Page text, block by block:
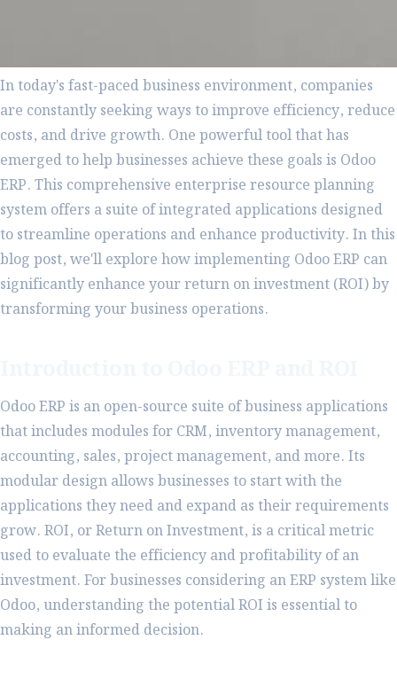
In today's fast-paced business environment, companies
are constantly seeking ways to improve efficiency, reduce
costs, and drive growth. One powerful tool that has
emerged to help businesses achieve these goals is Odoo
ERP. This comprehensive enterprise resource planning
system offers a suite of integrated applications designed
to streamline operations and enhance productivity. In this
blog post, we'll explore how implementing Odoo ERP can
significantly enhance your return on investment (ROI) by
transforming your business operations.
Odoo ERP is an open-source suite of business applications
that includes modules for CRM, inventory management,
accounting, sales, project management, and more. Its
modular design allows businesses to start with the
applications they need and expand as their requirements
grow. ROI, or Return on Investment, is a critical metric
used to evaluate the efficiency and profitability of an
investment. For businesses considering an ERP system like
Odoo, understanding the potential ROI is essential to
making an informed decision.